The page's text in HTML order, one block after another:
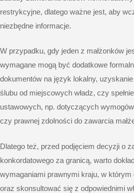
restrykcyjne, dlatego ważne jest, aby
niezbędne informacje.
W przypadku, gdy jeden z małżonków
wymagane mogą być dodatkowe
dokumentów na język lokalny,
ślubu od miejscowych władz, czy
ustawowych, np. dotyczących
czy prawnej zdolności do zawarcia
Dlatego też, przed podjęciem decyzji o
konkordatowego za granicą, warto
wymaganiami prawnymi kraju, w
oraz skonsultować się z odpowiednimi